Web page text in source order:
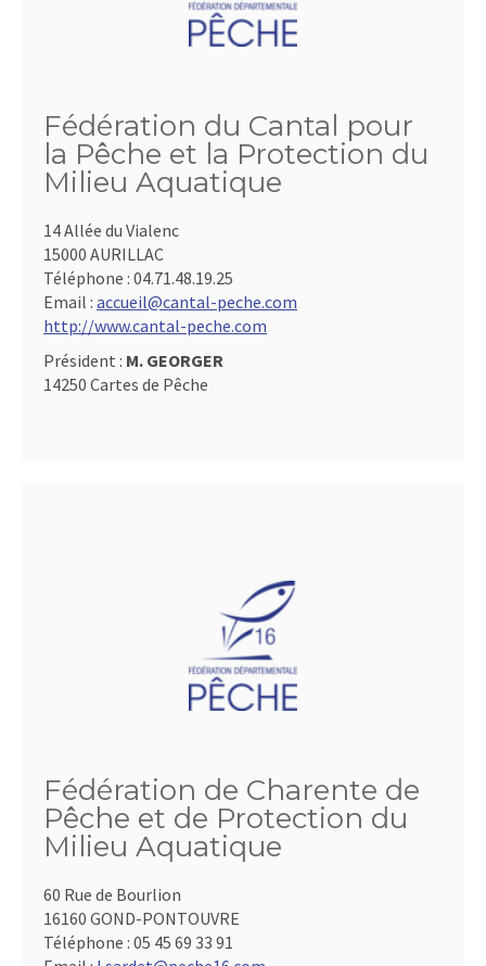
Fédération du Cantal pour
la Pêche et la Protection du
Milieu Aquatique
14 Allée du Vialenc
15000 AURILLAC
Téléphone : 04.71.48.19.25
Email : accueil@cantal-peche.com
http://www.cantal-peche.com
Président : M. GEORGER
14250 Cartes de Pêche
Fédération de Charente de
Pêche et de Protection du
Milieu Aquatique
60 Rue de Bourlion
16160 GOND-PONTOUVRE
Téléphone : 05 45 69 33 91